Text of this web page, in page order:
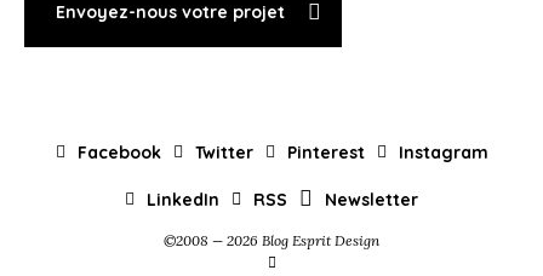
Envoyez-nous votre projet
Facebook Twitter Pinterest Instagram
LinkedIn RSS Newsletter
©2008 — 2026 Blog Esprit Design